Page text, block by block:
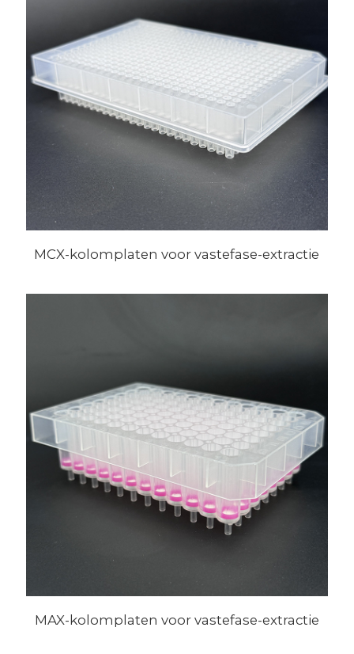
MCX-kolomplaten voor vastefase-extractie
MAX-kolomplaten voor vastefase-extractie